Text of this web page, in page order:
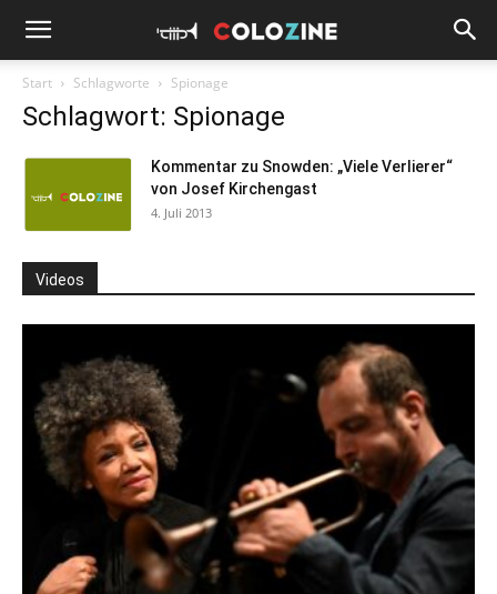
Start Schlagworte Spionage
Schlagwort: Spionage
Kommentar zu Snowden: „Viele Verlierer“
von Josef Kirchengast
4. Juli 2013
Videos